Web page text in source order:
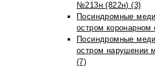
№213н (822н) (3)
Посиндромные
остром коронарном
Посиндромные
остром нарушении
(7)